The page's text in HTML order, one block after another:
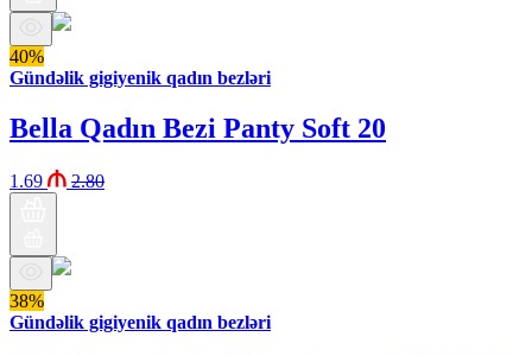
40%
Gündəlik gigiyenik qadın bezləri
Bella Qadın Bezi Panty Soft 20
1.69 2.80
38%
Gündəlik gigiyenik qadın bezləri